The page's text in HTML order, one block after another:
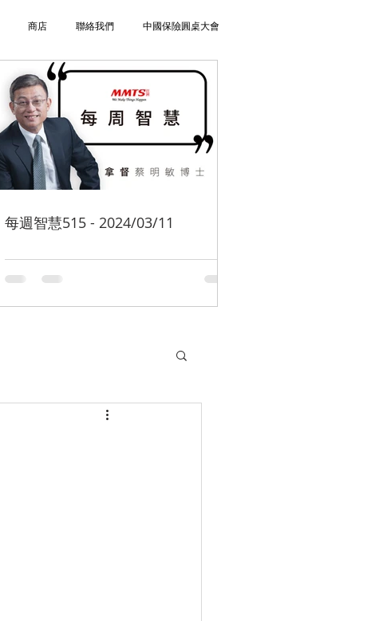
商店 聯絡我們 中國保險圓桌大會
每週智慧515 - 2024/03/11